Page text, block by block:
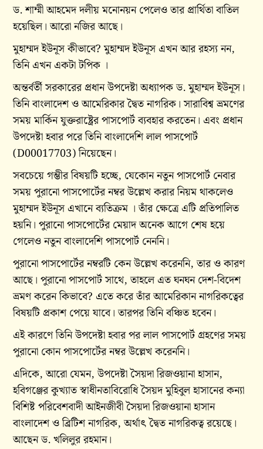
ড. শাম্মী আহমেদ দলীয় মনোনয়ন পেলেও তার প্রার্থিতা বাতিল
হয়েছিল। আরো নজির আছে।
মুহাম্মদ ইউনূস কীভাবে? মুহাম্মদ ইউনূস এখন আর রহস্য নন,
তিনি এখন একটা টপিক ।
অন্তর্বর্তী সরকারের প্রধান উপদেষ্টা অধ্যাপক ড. মুহাম্মদ ইউনূস।
তিনি বাংলাদেশ ও আমেরিকার দ্বৈত নাগরিক। সারাবিশ্ব ভ্রমণের
সময় মার্কিন যুক্তরাষ্ট্রের পাসপোর্ট ব্যবহার করতেন। এবং প্রধান
উপদেষ্টা হবার পরে তিনি বাংলাদেশি লাল পাসপোর্ট
(D00017703) নিয়েছেন।
সবচেয়ে গম্ভীর বিষয়টি হচ্ছে, যেকোন নতুন পাসপোর্ট নেবার
সময় পুরানো পাসপোর্টের নম্বর উল্লেখ করার নিয়ম থাকলেও
মুহাম্মদ ইউনূস এখানে ব্যতিক্রম । তাঁর ক্ষেত্রে এটি প্রতিপালিত
হয়নি। পুরানো পাসপোর্টের মেয়াদ অনেক আগে শেষ হয়ে
গেলেও নতুন বাংলাদেশি পাসপোর্ট নেননি।
পুরানো পাসপোর্টের নম্বরটি কেন উল্লেখ করেননি, তার ও কারণ
আছে। পুরানো পাসপোর্ট সাথে, তাহলে এত ঘনঘন দেশ-বিদেশ
ভ্রমণ করেন কিভাবে? এতে করে তাঁর আমেরিকান নাগরিকত্বের
বিষয়টি প্রকাশ পেয়ে যাবে। তারপর তিনি বঞ্চিত হবেন।
এই কারণে তিনি উপদেষ্টা হবার পর লাল পাসপোর্ট গ্রহণের সময়
পুরানো কোন পাসপোর্টের নম্বর উল্লেখ করেননি।
এদিকে, আরো যেমন, উপদেষ্টা সৈয়দা রিজওয়ানা হাসান,
হবিগঞ্জের কুখ্যাত স্বাধীনতাবিরোধি সৈয়দ মুহিবুল হাসানের কন্যা
বিশিষ্ট পরিবেশবাদী আইনজীবী সৈয়দা রিজওয়ানা হাসান
বাংলাদেশ ও ব্রিটিশ নাগরিক, অর্থাৎ দ্বৈত নাগরিকত্ব রয়েছে।
আছেন ড. খলিলুর রহমান।